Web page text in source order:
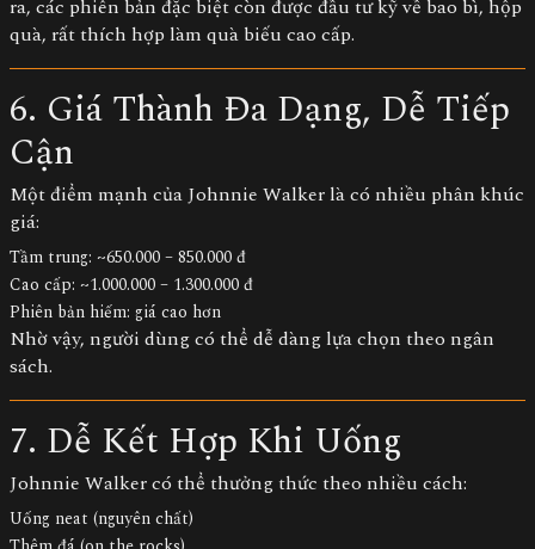
ra, các phiên bản đặc biệt còn được đầu tư kỹ về bao bì, hộp
quà, rất thích hợp làm quà biếu cao cấp.
6. Giá Thành Đa Dạng, Dễ Tiếp
Cận
Một điểm mạnh của Johnnie Walker là có nhiều phân khúc
giá:
Tầm trung: ~650.000 – 850.000 đ
Cao cấp: ~1.000.000 – 1.300.000 đ
Phiên bản hiếm: giá cao hơn
Nhờ vậy, người dùng có thể dễ dàng lựa chọn theo ngân
sách.
7. Dễ Kết Hợp Khi Uống
Johnnie Walker có thể thưởng thức theo nhiều cách:
Uống neat (nguyên chất)